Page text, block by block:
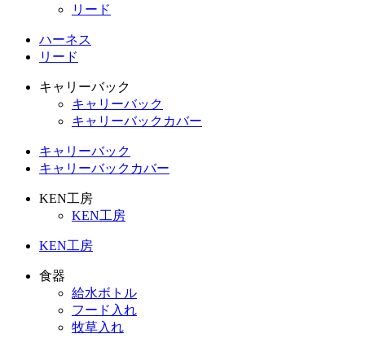
リード
ハーネス
リード
キャリーバック
キャリーバック
キャリーバックカバー
キャリーバック
キャリーバックカバー
KEN工房
KEN工房
KEN工房
食器
給水ボトル
フード入れ
牧草入れ